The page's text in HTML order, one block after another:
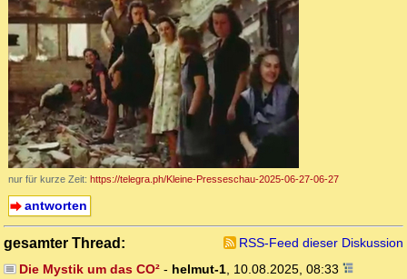
nur für kurze Zeit: https://telegra.ph/Kleine-Presseschau-2025-06-27-06-27
antworten
gesamter Thread:
RSS-Feed dieser Diskussion
Die Mystik um das CO²- helmut-1, 10.08.2025, 08:33